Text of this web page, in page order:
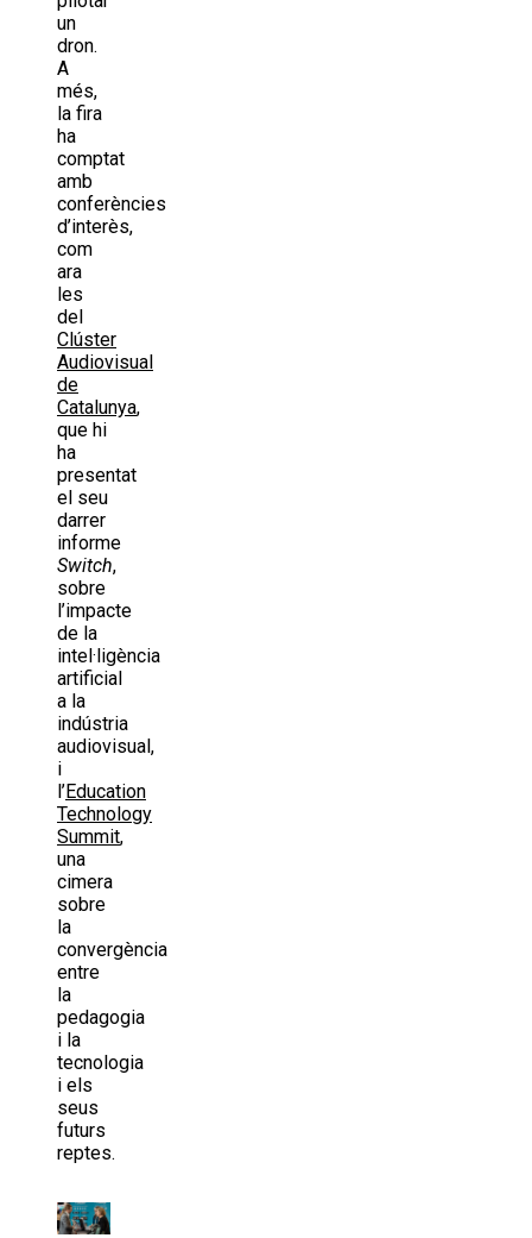
un
dron.
A
més,
la fira
ha
comptat
amb
conferències
d’interès,
com
ara
les
del
Clúster
Audiovisual
de
Catalunya,
que hi
ha
presentat
el seu
darrer
informe
Switch,
sobre
l’impacte
de la
intel·ligència
artificial
a la
indústria
audiovisual,
i
l’Education
Technology
Summit,
una
cimera
sobre
la
convergència
entre
la
pedagogia
i la
tecnologia
i els
seus
futurs
reptes.